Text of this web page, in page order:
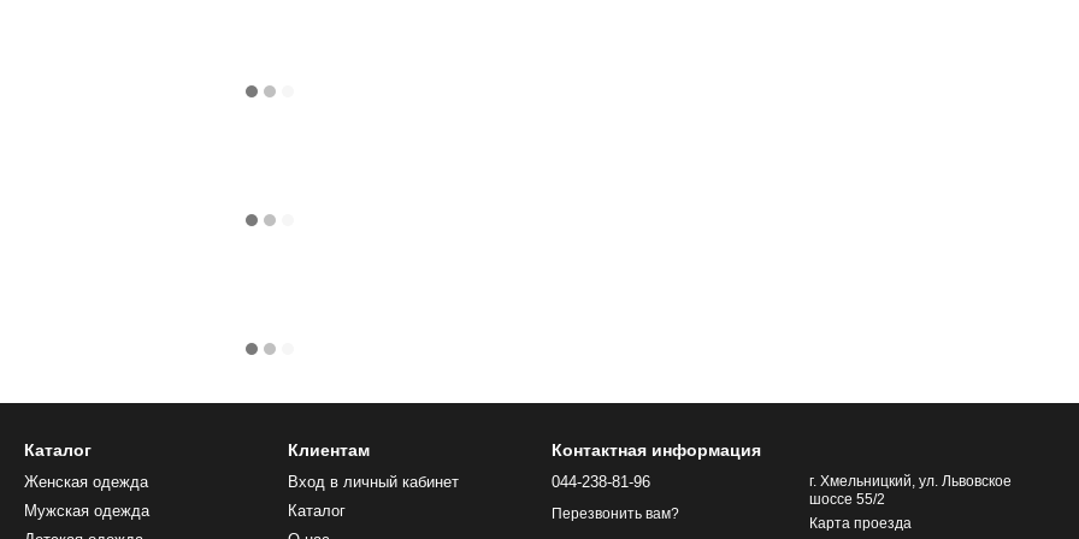
Каталог
Женская одежда
Мужская одежда
Клиентам
Вход в личный кабинет
Каталог
Контактная информация
044-238-81-96
Перезвонить вам?
г. Хмельницкий, ул. Львовское
шоссе 55/2
Карта проезда